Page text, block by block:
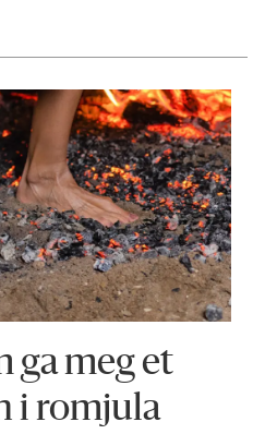
ga meg et
i romjula